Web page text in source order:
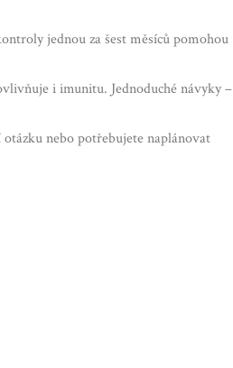
jednou za šest měsíců pomohou
i imunitu. Jednoduché návyky –
nebo potřebujete naplánovat